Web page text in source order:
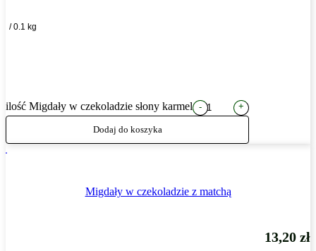
/ 0.1 kg
ilość Migdały w czekoladzie słony karmel - +
Dodaj do koszyka
Migdały w czekoladzie z matchą
13,20 zł